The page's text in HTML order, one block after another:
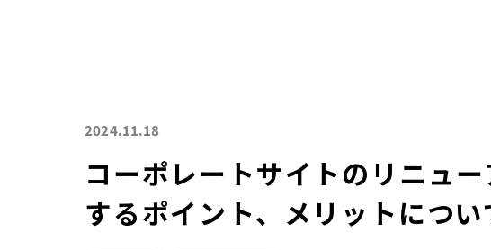
よくある質問
SERVICE
2024.11.18
コーポレートサイトのリニュ
するポイント、メリットについ